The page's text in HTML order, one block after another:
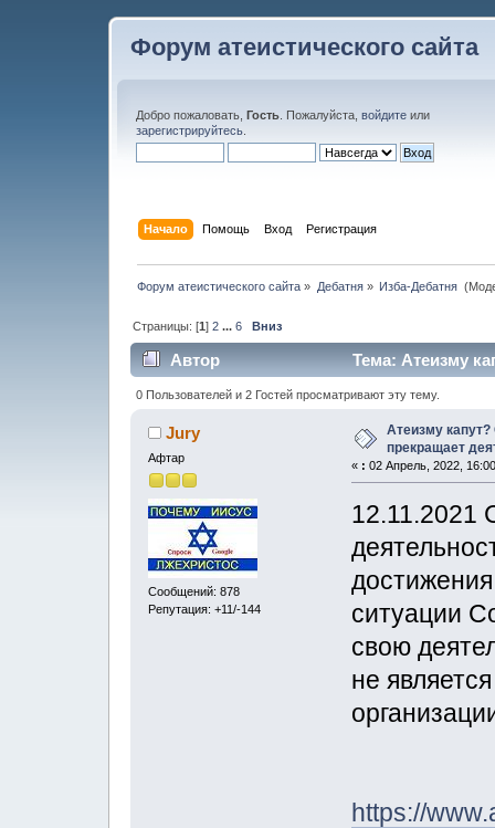
Форум атеистического сайта
Добро пожаловать, Гость . Пожалуйста, войдите или
зарегистрируйтесь
Начало Помощь Вход Регистрация
Форум атеистического сайта » Дебатня» Изба-Дебатня
Страницы: [1]2 ...6 Вниз
Автор
Тема: Атеизму
(Прочитано 59325 раз)
0 Пользователей и 2 Гостей просматривают эту тему.
Jury
Афтар
Сообщений: 878
Репутация: +11/-144
Атеизму капут?
прекращает
« : 02 Апрель, 2022,
12.11.2021
ситуации
свою
не
https://